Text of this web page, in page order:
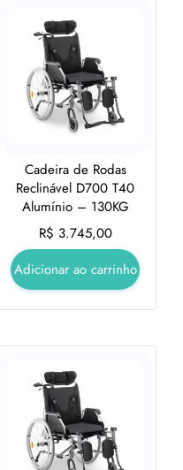
Cadeira de Rodas
Reclinável D700 T40
Alumínio – 130KG
R$ 3.745,00
Adicionar ao carrinho